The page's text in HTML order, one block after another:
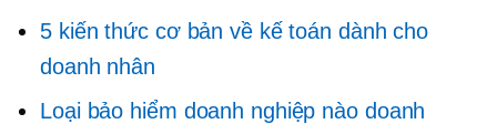
5 kiến ​​thức cơ bản về kế toán dành cho
doanh nhân
Loại bảo hiểm doanh nghiệp nào doanh